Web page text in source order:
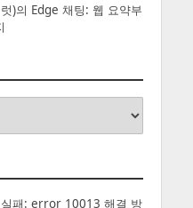
)의 Edge 채팅: 웹 요약부
패: error 10013 해결 방